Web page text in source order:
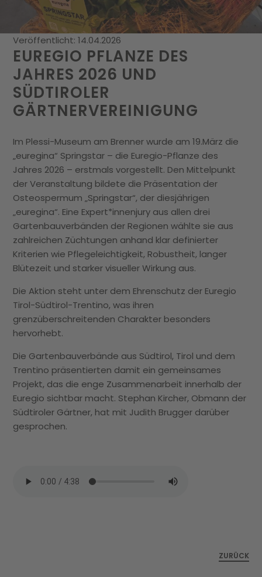
Veröffentlicht: 14.04.2026
EUREGIO PFLANZE DES
JAHRES 2026 UND
SÜDTIROLER
GÄRTNERVEREINIGUNG
Im Plessi-Museum am Brenner wurde am 19.März die
„euregina“ Springstar – die Euregio-Pflanze des
Jahres 2026 – erstmals vorgestellt. Den Mittelpunkt
der Veranstaltung bildete die Präsentation der
Osteospermum „Springstar“, der diesjährigen
„euregina“. Eine Expert*innenjury aus allen drei
Gartenbauverbänden der Regionen wählte sie aus
zahlreichen Züchtungen anhand klar definierter
Kriterien wie Pflegeleichtigkeit, Robustheit, langer
Blütezeit und starker visueller Wirkung aus.
Die Aktion steht unter dem Ehrenschutz der Euregio
Tirol-Südtirol-Trentino, was ihren
grenzüberschreitenden Charakter besonders
hervorhebt.
Die Gartenbauverbände aus Südtirol, Tirol und dem
Trentino präsentierten damit ein gemeinsames
Projekt, das die enge Zusammenarbeit innerhalb der
Euregio sichtbar macht. Stephan Kircher, Obmann der
Südtiroler Gärtner, hat mit Judith Brugger darüber
gesprochen.
ZURÜCK